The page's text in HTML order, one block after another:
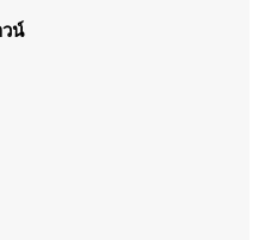
น์